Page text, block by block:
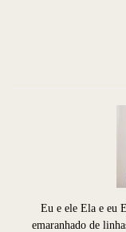
Eu e ele Ela e eu
emaranhado de